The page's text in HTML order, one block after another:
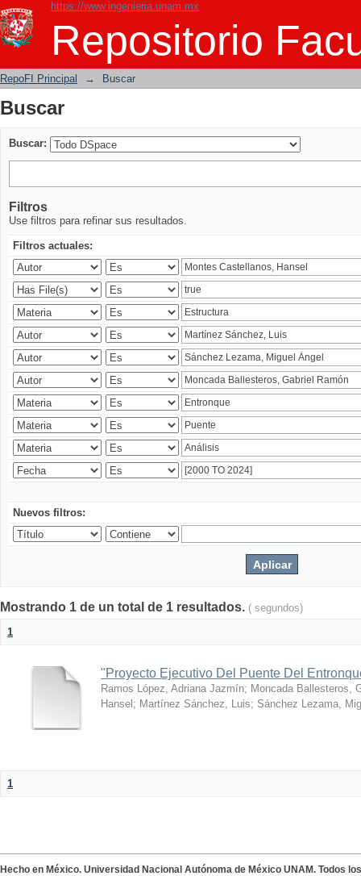
https://www.ingenieria.unam.mx
Repositorio
Buscar
RepoFI Principal → Buscar
Buscar
Buscar:
Filtros
Use filtros para refinar sus resultados.
Filtros actuales:
Nuevos filtros:
Mostrando 1 de un total de 1 resultados. ( segundos)
1
"Proyecto Ejecutivo Del Puente Del
Ramos López, Adriana Jazmín; Moncada Ballesteros,
Hansel ; Martínez Sánchez, Luis; Sánchez Lezama,
1
Hecho en México. Universidad Nacional Autónoma de México UNAM. Todos